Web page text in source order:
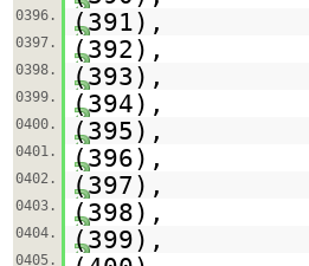
0396. (391),
0397. (392),
0398. (393),
0399. (394),
0400. (395),
0401. (396),
0402. (397),
0403. (398),
0404. (399),
0405.